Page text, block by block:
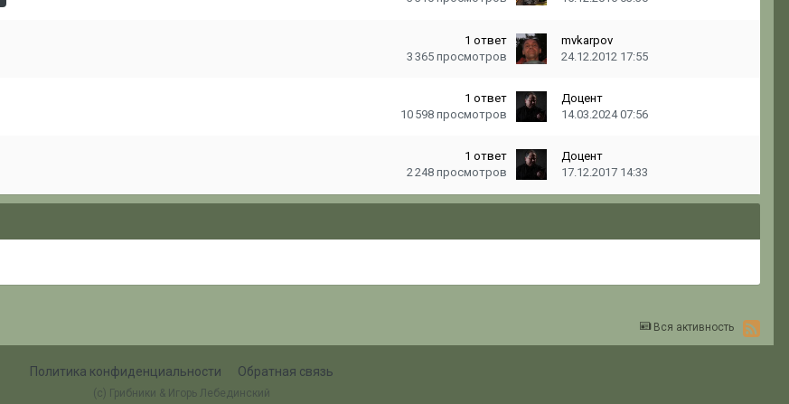
1 ответ
3 365 просмотров
mvkarpov
24.12.2012 17:55
1 ответ
10 598 просмотров
Доцент
14.03.2024 07:56
1 ответ
2 248 просмотров
Доцент
17.12.2017 14:33
Вся активность
Политика конфиденциальности Обратная связь
(c) Грибники & Игорь Лебединский